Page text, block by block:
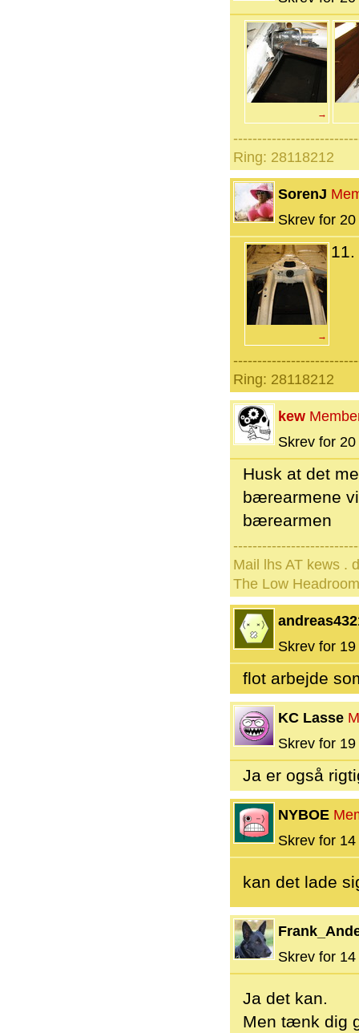
→
Ring: 28118212
SorenJ
Skrev for
11.
→
Ring: 28118212
kew
Skrev for
Husk at det
bærearmene
bærearmen
Mail lhs AT kews .
The Low
Skrev for
flot arbejde
KC Lasse
Skrev for
Ja er også
NYBOE
Skrev for
kan det lade
Skrev for
Ja det kan.
Men tænk dig